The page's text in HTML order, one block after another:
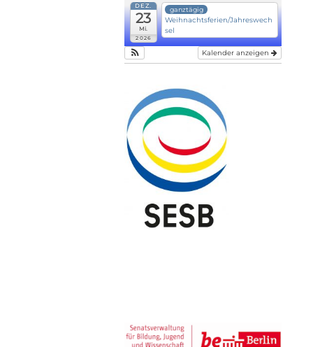
DEZ.
23
Mi.
2026
ganztägig
Weihnachtsferien/Jahreswech
sel
Kalender anzeigen